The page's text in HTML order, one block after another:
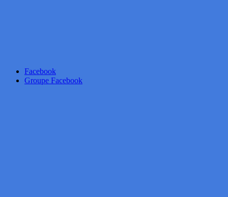
Facebook
Groupe Facebook